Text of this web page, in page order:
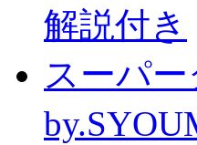
解説付き
スーパ